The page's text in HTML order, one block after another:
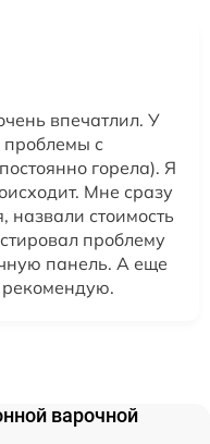
впечатлил. У
с
горела). Я
Мне сразу
стоимость
проблему
панель. А еще
варочной